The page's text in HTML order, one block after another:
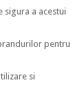
a acestui
pentru
si